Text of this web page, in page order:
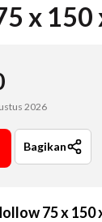
x 150
2026
Bagikan
75 x 150